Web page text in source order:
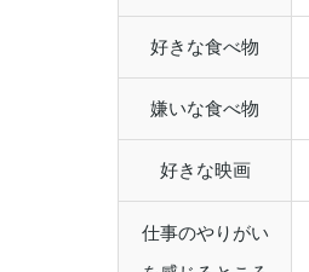
好きな食べ物
嫌いな食べ物
好きな映画
仕事のやりがい